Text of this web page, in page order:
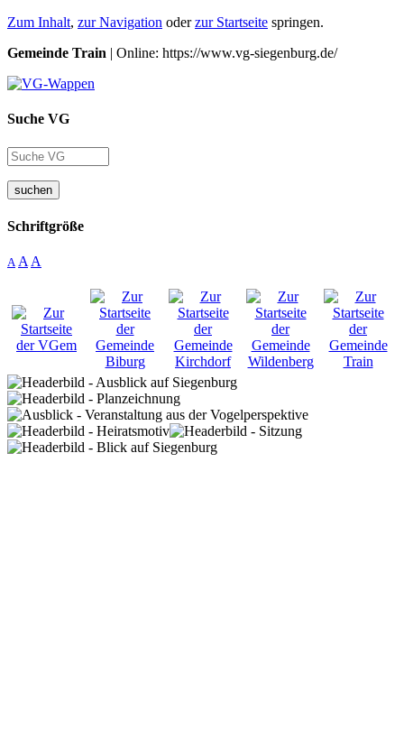
Zum Inhalt, zur Navigation oderzur Startseite springen.
Gemeinde Train | Online: https://www.vg-siegenburg.de/
Suche VG
suchen
Schriftgröße
A A A